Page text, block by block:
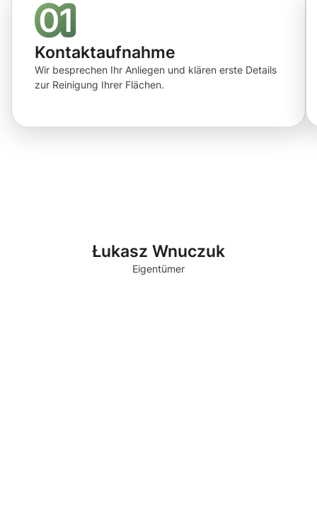
Kontaktaufnahme
Wir besprechen Ihr Anliegen und klären erste Details
zur Reinigung Ihrer Flächen.
Łukasz Wnuczuk
Eigentümer